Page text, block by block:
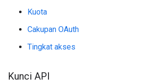
Kuota
Cakupan OAuth
Tingkat akses
Kunci API